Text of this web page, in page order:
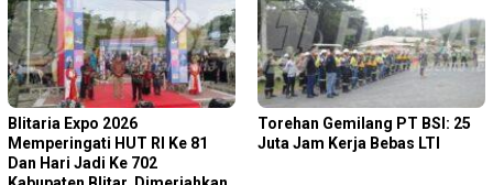
Blitaria Expo 2026
Memperingati HUT RI Ke 81
Dan Hari Jadi Ke 702
Torehan Gemilang PT BSI: 25
Juta Jam Kerja Bebas LTI